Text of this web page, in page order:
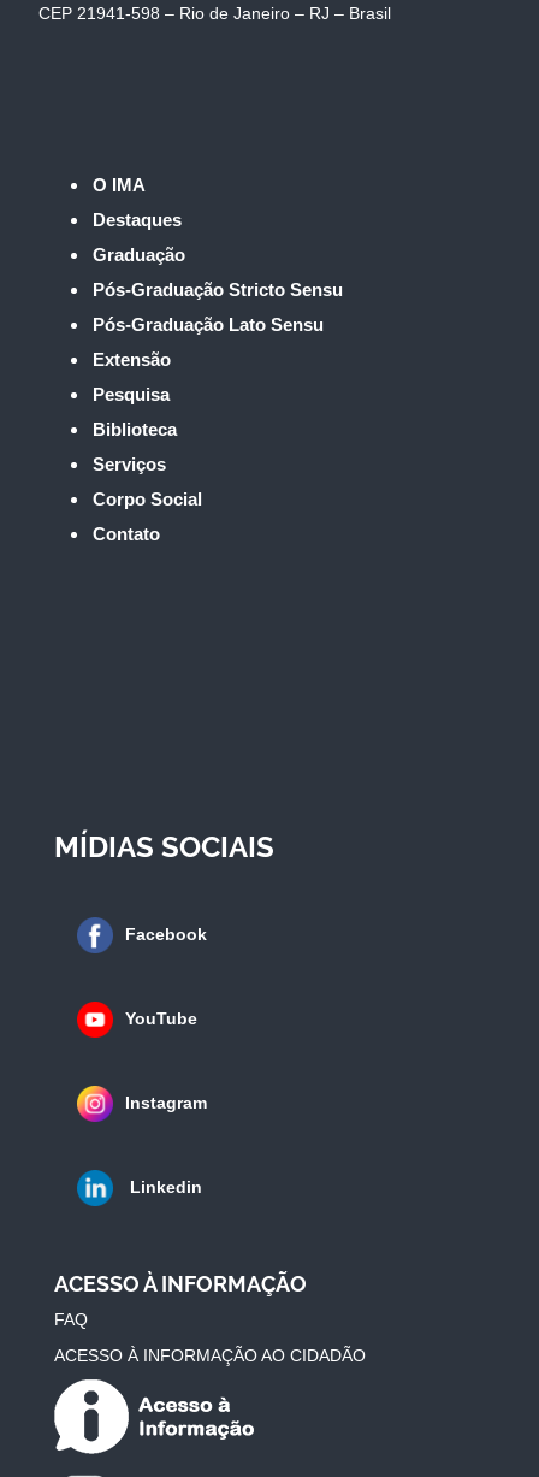
CEP 21941-598 – Rio de Janeiro – RJ – Brasil
O IMA
Destaques
Graduação
Pós-Graduação Stricto Sensu
Pós-Graduação Lato Sensu
Extensão
Pesquisa
Biblioteca
Serviços
Corpo Social
Contato
MÍDIAS SOCIAIS
Facebook
YouTube
Instagram
Linkedin
ACESSO À INFORMAÇÃO
FAQ
ACESSO À INFORMAÇÃO AO CIDADÃO